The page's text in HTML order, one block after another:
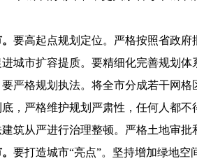
要高起点规划定位。 严格按照省政府
城市扩容提质。 要精细化完善规划体
要严格规划执法。 将全市分成若干网格
，严格维护规划严肃性，任何人都不
筑从严进行治理整顿。严格土地审
要打造城市“亮点”。 坚持增加绿地空